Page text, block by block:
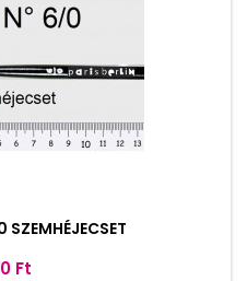
SZEMHÉJECSET
Ft